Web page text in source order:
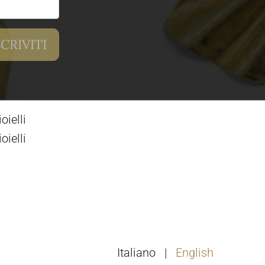
Italiano English